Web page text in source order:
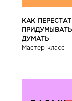
КАК
ДУМАТЬ
Мастер-класс